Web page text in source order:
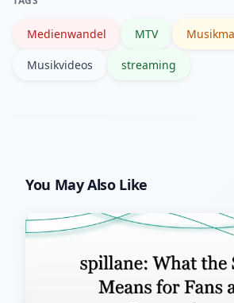
Erlebnisse.
Medienwandel MTV
Musikvideos streaming
You May Also Like